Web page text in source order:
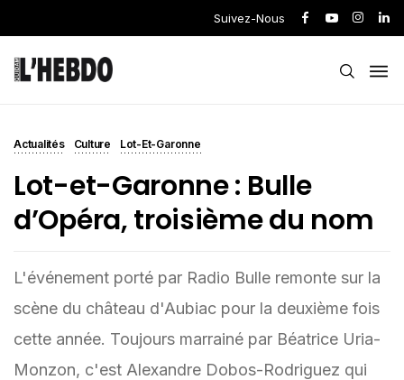
Suivez-Nous
Actualités Culture Lot-Et-Garonne
Lot-et-Garonne : Bulle
d’Opéra, troisième du nom
L'événement porté par Radio Bulle remonte sur la
scène du château d'Aubiac pour la deuxième fois
cette année. Toujours marrainé par Béatrice Uria-
Monzon, c'est Alexandre Dobos-Rodriguez qui